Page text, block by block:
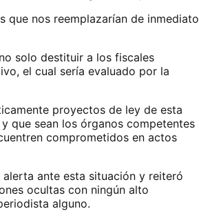
que nos reemplazarían de inmediato
solo destituir a los fiscales
el cual sería evaluado por la
proyectos de ley de esta
que sean los órganos competentes
comprometidos en actos
ante esta situación y reiteró
ocultas con ningún alto
alguno.